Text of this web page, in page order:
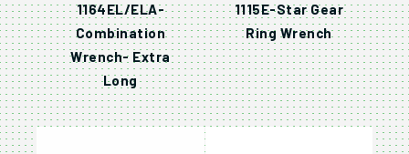
1164EL/ELA-
Combination
Wrench- Extra
Long
1115E-Star Gear
Ring Wrench